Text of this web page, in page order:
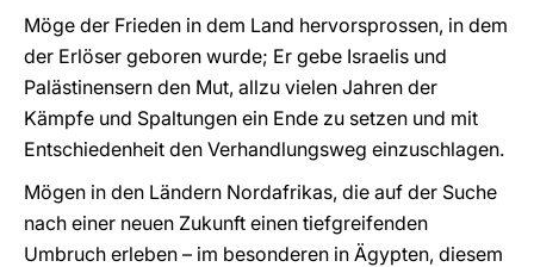
Möge der Frieden in dem Land hervorsprossen, in dem
der Erlöser geboren wurde; Er gebe Israelis und
Palästinensern den Mut, allzu vielen Jahren der
Kämpfe und Spaltungen ein Ende zu setzen und mit
Entschiedenheit den Verhandlungsweg einzuschlagen.
Mögen in den Ländern Nordafrikas, die auf der Suche
nach einer neuen Zukunft einen tiefgreifenden
Umbruch erleben – im besonderen in Ägypten, diesem